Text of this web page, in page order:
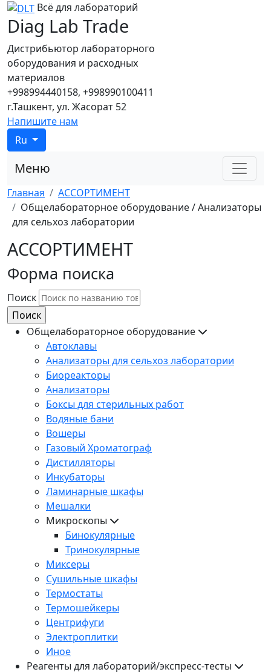
Всё для лабораторий
Diag Lab Trade
Дистрибьютор лабораторного
оборудования и расходных
материалов
+998994440158, +998990100411
г.Ташкент, ул. Жасорат 52
Напишите нам
Ru
Меню
Главная
АССОРТИМЕНТ
Общелабораторное оборудование / Анализаторы
для сельхоз лаборатории
АССОРТИМЕНТ
Форма поиска
Поиск
Общелабораторное оборудование
Автоклавы
Анализаторы для сельхоз лаборатории
Биореакторы
Анализаторы
Боксы для стерильных работ
Водяные бани
Вошеры
Газовый Хроматограф
Дистилляторы
Инкубаторы
Ламинарные шкафы
Мешалки
Микроскопы
Бинокулярные
Тринокулярные
Миксеры
Сушильные шкафы
Термостаты
Термошейкеры
Центрифуги
Электроплитки
Иное
Реагенты для лабораторий/экспресс-тесты